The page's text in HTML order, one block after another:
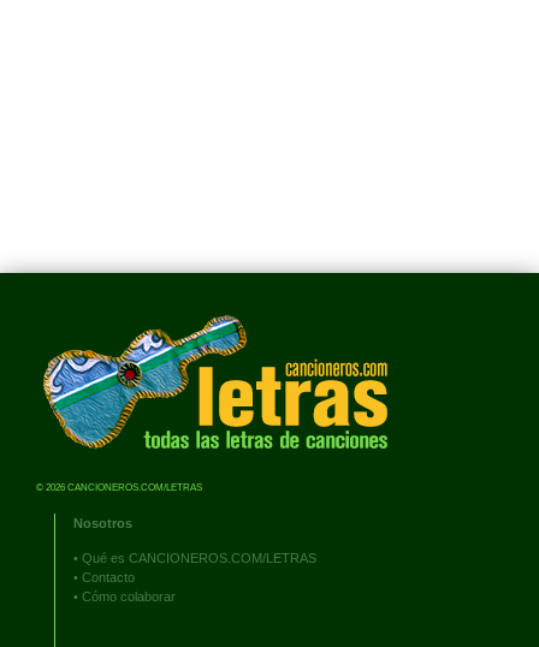
© 2026 CANCIONEROS.COM/LETRAS
Nosotros
• Qué es CANCIONEROS.COM/LETRAS
• Contacto
• Cómo colaborar